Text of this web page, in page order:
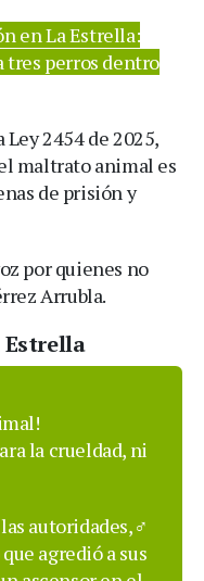
en La Estrella:
tres perros dentro
2454 de 2025,
maltrato animal es
de prisión y
por quienes no
Arrubla.
Estrella
la crueldad, ni
autoridades,‍♂️
agredió a sus